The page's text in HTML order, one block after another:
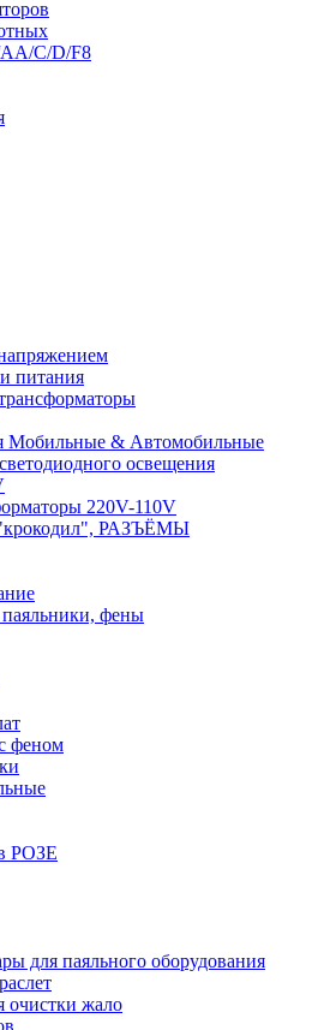
С/D/F8
питания
Мобильные & Автомобильные
освещения
220V-110V
РАЗЪЁМЫ
фены
феном
РОЗЕ
для паяльного оборудования
очистки жало